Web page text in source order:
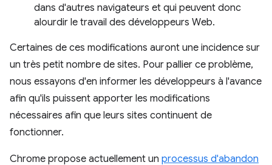
dans d'autres navigateurs et qui peuvent donc
alourdir le travail des développeurs Web.
Certaines de ces modifications auront une incidence sur
un très petit nombre de sites. Pour pallier ce problème,
nous essayons d'en informer les développeurs à l'avance
afin qu'ils puissent apporter les modifications
nécessaires afin que leurs sites continuent de
fonctionner.
Chrome propose actuellement un processus d'abandon